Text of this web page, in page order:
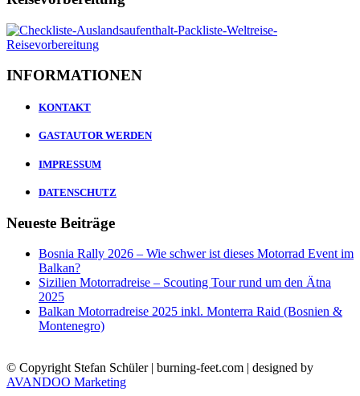
INFORMATIONEN
KONTAKT
GASTAUTOR WERDEN
IMPRESSUM
DATENSCHUTZ
Neueste Beiträge
Bosnia Rally 2026 – Wie schwer ist dieses Motorrad Event im
Balkan?
Sizilien Motorradreise – Scouting Tour rund um den Ätna
2025
Balkan Motorradreise 2025 inkl. Monterra Raid (Bosnien &
Montenegro)
© Copyright Stefan Schüler | burning-feet.com | designed by
AVANDOO Marketing